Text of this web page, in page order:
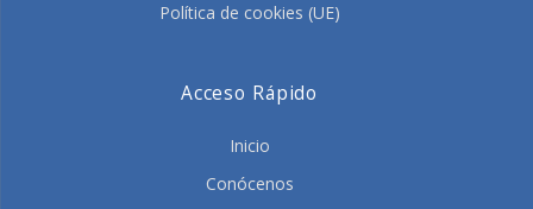
Política de cookies (UE)
Acceso Rápido
Inicio
Conócenos